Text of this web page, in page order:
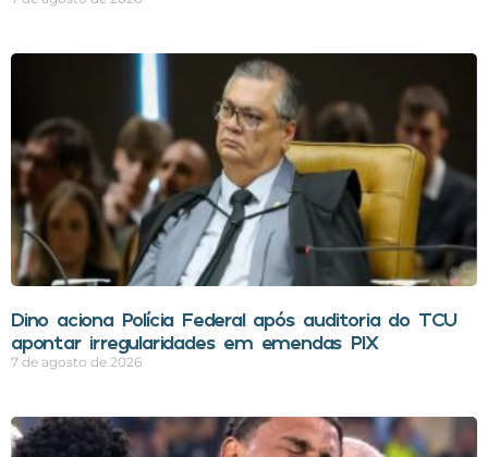
Dino aciona Polícia Federal após auditoria do TCU
apontar irregularidades em emendas PIX
7 de agosto de 2026